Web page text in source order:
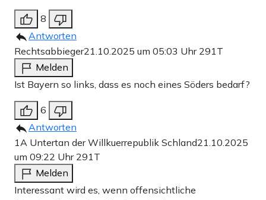
8
Antworten
Rechtsabbieger21.10.2025 um 05:03 Uhr 291T
Melden
Ist Bayern so links, dass es noch eines Söders bedarf?
6
Antworten
1A Untertan der Willkuerrepublik Schland21.10.2025
um 09:22 Uhr 291T
Melden
Interessant wird es, wenn offensichtliche